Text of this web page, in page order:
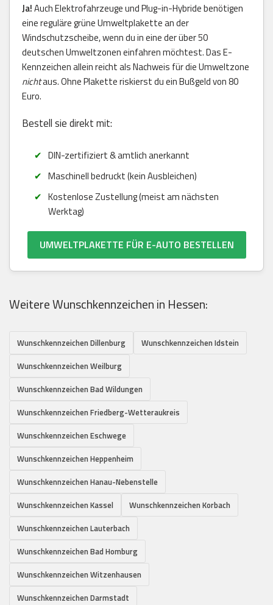
Ja!Auch Elektrofahrzeuge und Plug-in-Hybride benötigen
eine reguläre grüne Umweltplakette an der
Windschutzscheibe, wenn du in eine der über 50
deutschen Umweltzonen einfahren möchtest. Das E-
Kennzeichen allein reicht als Nachweis für die Umweltzone
nichtaus. Ohne Plakette riskierst du ein Bußgeld von 80
Euro.
Bestell sie direkt mit:
DIN-zertifiziert & amtlich anerkannt
Maschinell bedruckt (kein Ausbleichen)
Kostenlose Zustellung (meist am nächsten
Werktag)
UMWELTPLAKETTE FÜR E-AUTO BESTELLEN
Weitere Wunschkennzeichen in Hessen:
Wunschkennzeichen Dillenburg
Wunschkennzeichen Idstein
Wunschkennzeichen Weilburg
Wunschkennzeichen Bad Wildungen
Wunschkennzeichen Friedberg-Wetteraukreis
Wunschkennzeichen Eschwege
Wunschkennzeichen Heppenheim
Wunschkennzeichen Hanau-Nebenstelle
Wunschkennzeichen Kassel
Wunschkennzeichen Korbach
Wunschkennzeichen Lauterbach
Wunschkennzeichen Bad Homburg
Wunschkennzeichen Witzenhausen
Wunschkennzeichen Darmstadt